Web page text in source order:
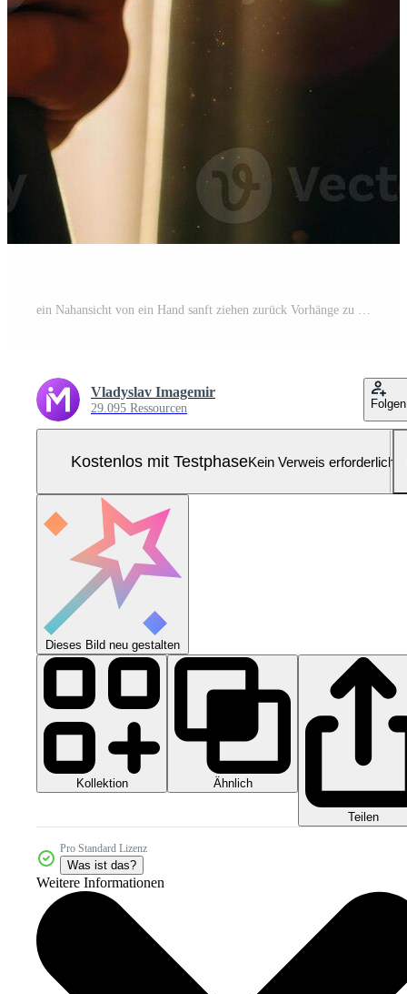
ein Nahansicht von ein Hand sanft ziehen zurück Vorhänge zu Lassen Sonnenlicht In, Erstellen ein heiter und warm Atmosphäre. Pro Foto
Vladyslav Imagemir
29.095 Ressourcen Folgen
Kostenlos mit TestphaseKein Verweis erforderlich
Dieses Bild neu gestalten
Kollektion Ähnlich
Teilen
Pro Standard Lizenz
Was ist das?
Weitere Informationen